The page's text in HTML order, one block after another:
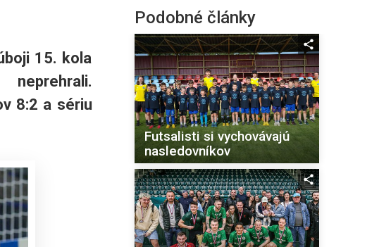
15. kola
8:2 a sériu
Podobné články
Futsalisti si vychovávajú
nasledovníkov